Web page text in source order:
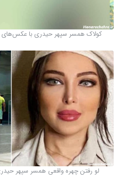
کولاک همسر سپهر حیدری با عکس‌های
لو رفتن چهره واقعی همسر سپهر